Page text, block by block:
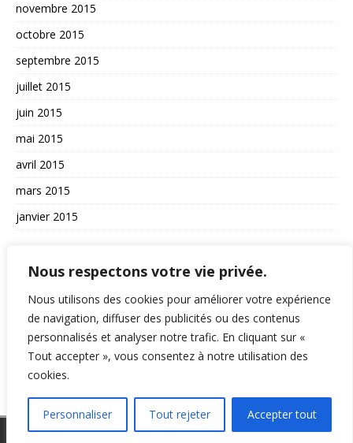
Nous respectons votre vie privée.
Nous utilisons des cookies pour améliorer votre expérience
de navigation, diffuser des publicités ou des contenus
personnalisés et analyser notre trafic. En cliquant sur «
Tout accepter », vous consentez à notre utilisation des
cookies.
Personnaliser Tout rejeter Accepter tout
novembre 2015
octobre 2015
septembre 2015
juillet 2015
juin 2015
mai 2015
avril 2015
mars 2015
janvier 2015
La vie du site
A propos et contact
Politique de confidentialité
RSS
Copyright © 2026 | Thème WordPress parMH Themes